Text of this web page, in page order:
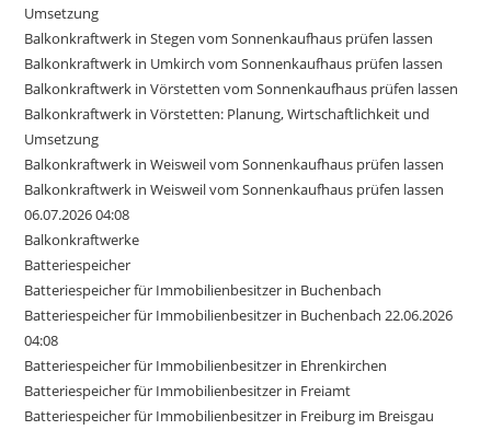
Umsetzung
Balkonkraftwerk in Stegen vom Sonnenkaufhaus prüfen lassen
Balkonkraftwerk in Umkirch vom Sonnenkaufhaus prüfen lassen
Balkonkraftwerk in Vörstetten vom Sonnenkaufhaus prüfen lassen
Balkonkraftwerk in Vörstetten: Planung, Wirtschaftlichkeit und
Umsetzung
Balkonkraftwerk in Weisweil vom Sonnenkaufhaus prüfen lassen
Balkonkraftwerk in Weisweil vom Sonnenkaufhaus prüfen lassen
06.07.2026 04:08
Balkonkraftwerke
Batteriespeicher
Batteriespeicher für Immobilienbesitzer in Buchenbach
Batteriespeicher für Immobilienbesitzer in Buchenbach 22.06.2026
04:08
Batteriespeicher für Immobilienbesitzer in Ehrenkirchen
Batteriespeicher für Immobilienbesitzer in Freiamt
Batteriespeicher für Immobilienbesitzer in Freiburg im Breisgau